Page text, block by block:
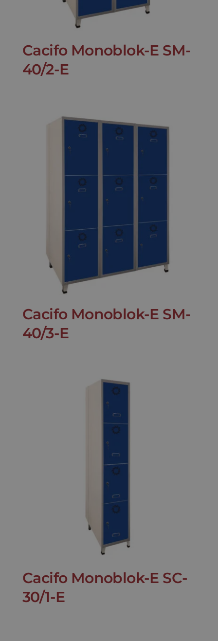
Cacifo Monoblok-E SM-
40/2-E
Cacifo Monoblok-E SM-
40/3-E
Cacifo Monoblok-E SC-
30/1-E